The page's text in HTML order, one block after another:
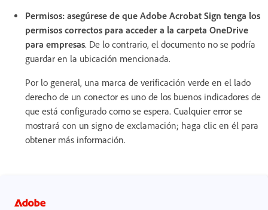
Permisos: asegúrese de que Adobe Acrobat Sign tenga los
permisos correctos para acceder a la carpeta OneDrive
para empresas. De lo contrario, el documento no se podría
guardar en la ubicación mencionada.
Por lo general, una marca de verificación verde en el lado
derecho de un conector es uno de los buenos indicadores de
que está configurado como se espera. Cualquier error se
mostrará con un signo de exclamación; haga clic en él para
obtener más información.